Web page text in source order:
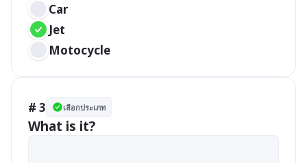
Car
Jet
Motocycle
# 3 เลือกประเภท
What is it?